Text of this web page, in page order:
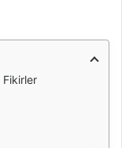
Fikirler